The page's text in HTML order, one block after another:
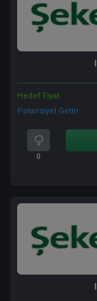
Hedef Fiyat
Potansiyel Getiri
0